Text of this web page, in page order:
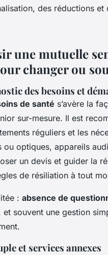
des réductions
une mutuelle
changer ou
des besoins et
de santé s’avère la
sur-mesure. Il est
réguliers et les
optiques, appareils
un devis et guider la
de résiliation à tout
: absence de
et souvent une gestion
et services annexes